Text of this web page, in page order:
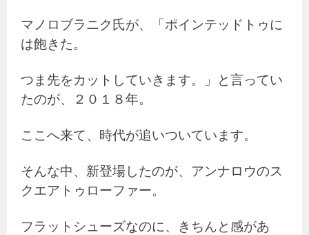
マノロブラニク氏が、「ポインテッドトゥに
は飽きた。
つま先をカットしていきます。」と言ってい
たのが、２０１８年。
ここへ来て、時代が追いついています。
そんな中、新登場したのが、アンナロウのス
クエアトゥローファー。
フラットシューズなのに、きちんと感があ